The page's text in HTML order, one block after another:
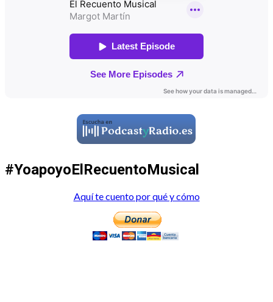
#YoapoyoElRecuentoMusical
Aquí te cuento por qué y cómo